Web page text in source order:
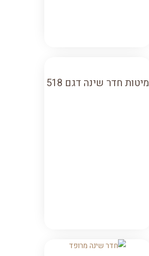
מיטות חדר שינה דגם 518